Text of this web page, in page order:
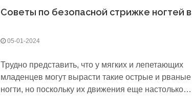
05-01-2024
Трудно представить, что у мягких и лепетающих
младенцев могут вырасти такие острые и рваные
ногти, но поскольку их движения еще настолько